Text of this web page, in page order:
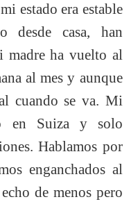
estado era estable
desde casa, han
madre ha vuelto al
al mes y aunque
cuando se va. Mi
en Suiza y solo
Hablamos por
enganchados al
de menos pero